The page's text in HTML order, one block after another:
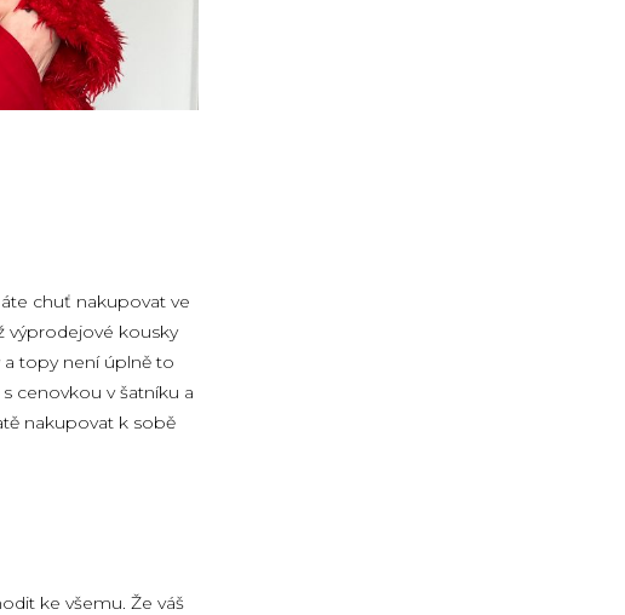
chuť nakupovat ve
výprodejové kousky
a topy není úplně to
cenovkou v šatníku a
nakupovat k sobě
ke všemu. Že váš